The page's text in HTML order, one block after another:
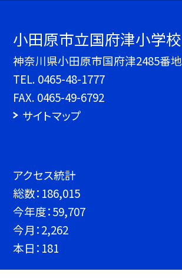
小田原市立国府津小学校
神奈川県小田原市国府津2485番地
TEL. 0465-48-1777
FAX. 0465-49-6792
サイトマップ
アクセス統計
総数： 186,015
今年度：59,707
今月：2,262
本日： 181